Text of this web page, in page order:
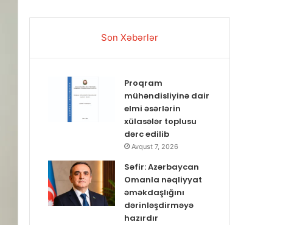
Son Xəbərlər
Proqram
mühəndisliyinə dair
elmi əsərlərin
xülasələr toplusu
dərc edilib
Avqust 7, 2026
Səfir: Azərbaycan
Omanla nəqliyyat
əməkdaşlığını
dərinləşdirməyə
hazırdır